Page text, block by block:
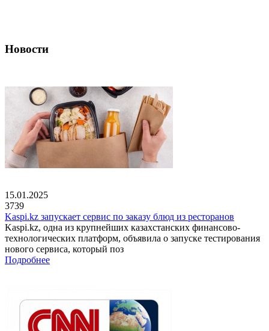
Новости
15.01.2025
3739
Kaspi.kz запускает сервис по заказу блюд из ресторанов
Kaspi.kz, одна из крупнейших казахстанских финансово-
технологических платформ, объявила о запуске тестирования
нового сервиса, который поз
Подробнее